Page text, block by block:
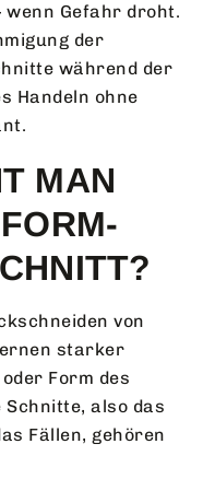
wenn Gefahr droht.
der
während der
Handeln ohne
MAN
von
starker
oder Form des
Schnitte, also das
Fällen, gehören